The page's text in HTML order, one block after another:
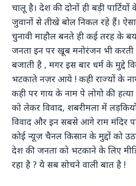
Read Full Story
Top Stories
TOP STORIES
चालू है। देश की दोनों ही बड़ी
जुवानों से तीखे बोल निकल रहे हैं।
चुनावी माहौल बनते ही कई तरह के
जनता इन पर खूब मनोरंजन भी करती
बजाती है , मगर इस बार धर्म के मुद्दे
भटकाते नज़र आये ! कही राज्यों के
कही पर गाय के नाम पे लोगो की
को लेकर विवाद, शबरीमला में
विवाद और इन सबसे आगे राम मंदिर
कोई न्यूज़ चैनल किसान के मुद्दों को
देश की जनता को भटकाने के लिए
रहा है ? ये सब सोचने वाली बात है !